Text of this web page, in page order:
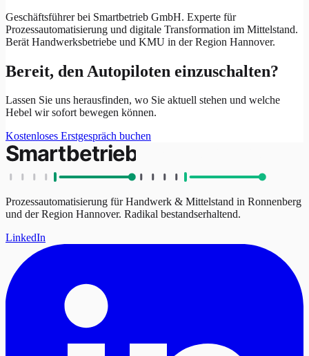
Geschäftsführer bei Smartbetrieb GmbH. Experte für
Prozessautomatisierung und digitale Transformation im Mittelstand.
Berät Handwerksbetriebe und KMU in der Region Hannover.
Bereit, den Autopiloten einzuschalten?
Lassen Sie uns herausfinden, wo Sie aktuell stehen und welche
Hebel wir sofort bewegen können.
Kostenloses Erstgespräch buchen
Prozessautomatisierung für Handwerk & Mittelstand in Ronnenberg
und der Region Hannover. Radikal bestandserhaltend.
LinkedIn